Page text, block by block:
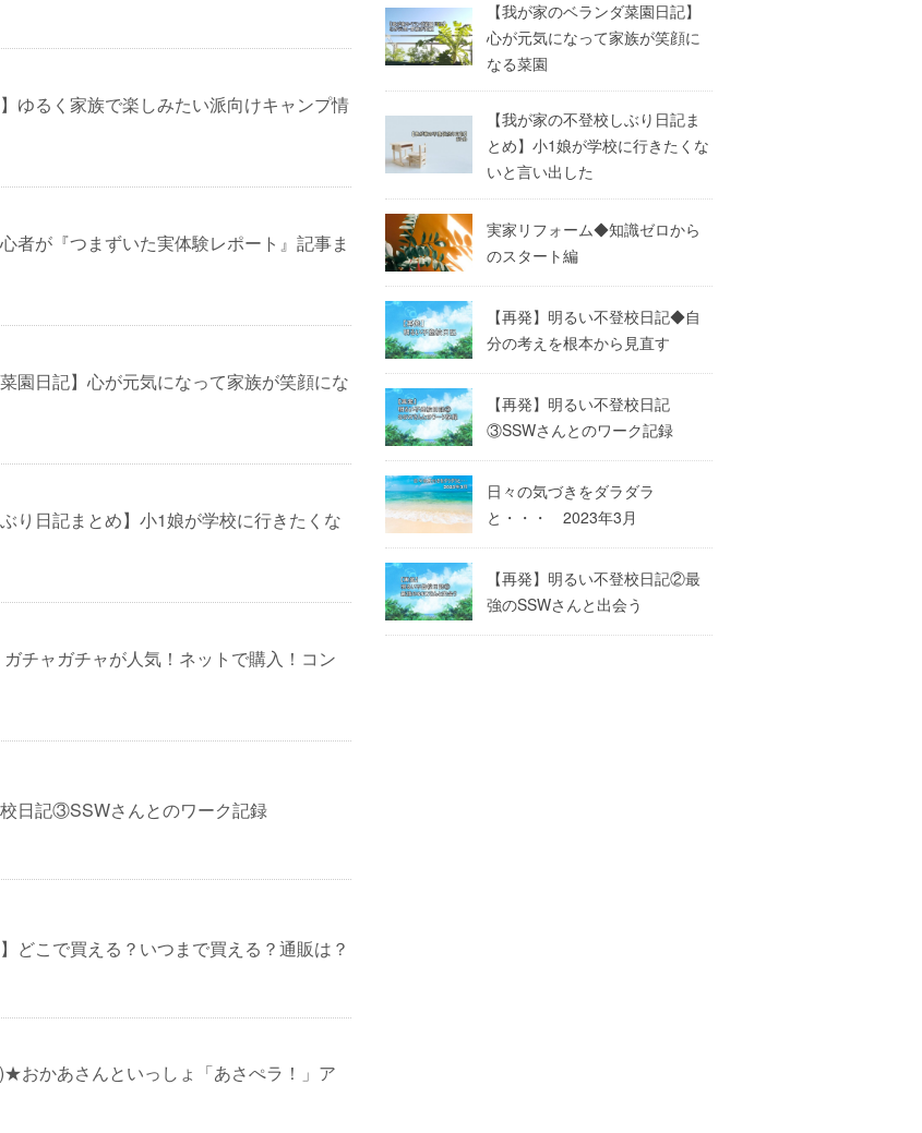
ゆるく家族で楽しみたい派向けキャンプ情
者が『つまずいた実体験レポート』記事ま
園日記】心が元気になって家族が笑顔にな
り日記まとめ】小1娘が学校に行きたくな
ガチャガチャが人気！ネットで購入！コン
校日記③SSWさんとのワーク記録
どこで買える？いつまで買える？通販は？
おかあさんといっしょ「あさぺラ！」ア
【我が家のベランダ菜園日記】
心が元気になって家族が笑顔に
なる菜園
【我が家の不登校しぶり日記ま
とめ】小1娘が学校に行きたくな
いと言い出した
実家リフォーム◆知識ゼロから
のスタート編
【再発】明るい不登校日記◆自
分の考えを根本から見直す
【再発】明るい不登校日記
③SSWさんとのワーク記録
日々の気づきをダラダラ
と・・・ 2023年3月
【再発】明るい不登校日記②最
強のSSWさんと出会う